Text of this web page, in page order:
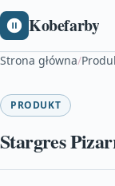
Kobefarby
Strona główna/
PRODUKT
Stargres